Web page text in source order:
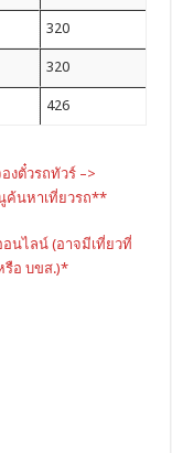
320
320
426
งตั๋วรถทัวร์ –>
ค้นหาเที่ยวรถ**
อนไลน์ (อาจมีเที่ยวที่
รือ บขส.)*